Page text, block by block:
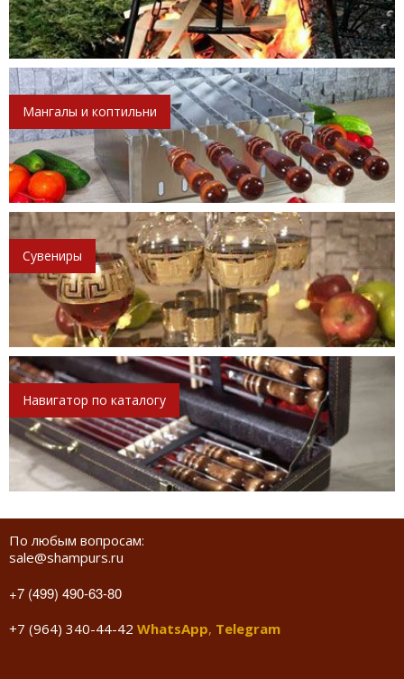
Мангалы и коптильни
Сувениры
Навигатор по каталогу
По любым вопросам:
sale@shampurs.ru
+7 (499) 490-63-80
+7 (964) 340-44-42 WhatsApp, Telegram